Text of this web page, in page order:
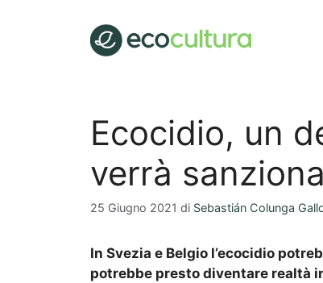
Ecocidio, un
verrà
25 Giugno 2021 di Sebastián Colunga
In Svezia e Belgio l’ecocidio
potrebbe presto diventare realtà